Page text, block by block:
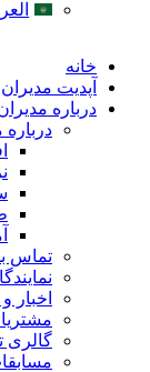
خانه
آپدیت مدیران
درباره
درباره
تماس
اخبار
گالری